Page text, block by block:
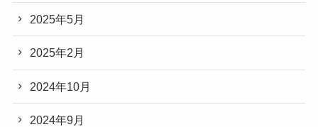
2025年5月
2025年2月
2024年10月
2024年9月